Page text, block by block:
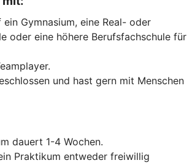
ein Gymnasium, eine Real- oder
oder eine höhere Berufsfachschule für
und hast gern mit Menschen
dauert 1-4 Wochen.
Praktikum entweder freiwillig